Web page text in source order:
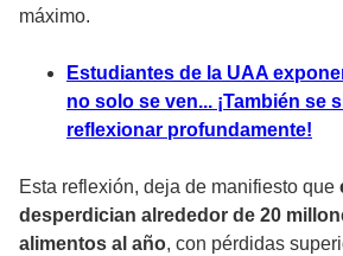
máximo.
Estudiantes de la UAA
no solo se ven... ¡También se
reflexionar profundamente!
Esta reflexión, deja de manifiesto que
desperdician alrededor de 20
alimentos al año, con pérdidas